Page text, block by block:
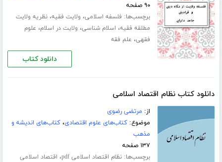
۹۰ صفحه
برچسب‌ها: فلسفه اسلامی، ولایت فقیه،نظریه ولایت
مطلقه فقیه، اسلام شناسی، ولایت در اسلام، علوم
فقهی، علم فقه
دانلود کتاب
دانلود کتاب نظام اقتصاد اسلامی
از: مرتضی رضوی
موضوع:کتاب‌های علوم اقتصادی،کتاب‌های اندیشه و
مذهب
۱۳۷ صفحه
برچسب‌ها:نظام اقتصاد اسلامی pdf ، اقتصاد اسلامی